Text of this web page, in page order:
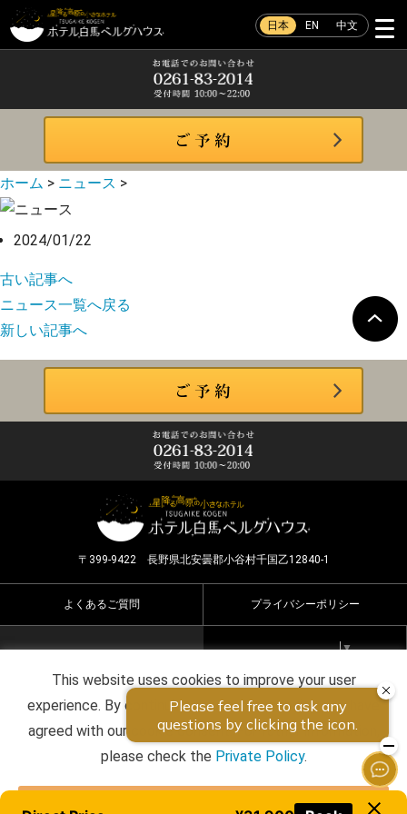
日本 EN 中文
ホーム > ニュース >
2024/01/22
古い記事へ
ニュース一覧へ戻る
新しい記事へ
〒399-9422 長野県北安曇郡小谷村千国乙12840-1
よくあるご質問 プライバシーポリシー
Select Language ▼
Copyright ©2026 HOTEL HAKUBA BERGHAUS all rights
reserved.
This website uses cookies to improve your user
experience. By continuing to use this website, you have
agreed with our cookie consent. For futher information,
please check the Private Policy.